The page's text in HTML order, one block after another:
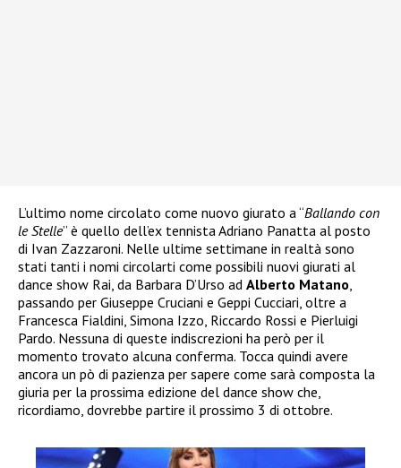
L’ultimo nome circolato come nuovo giurato a “Ballando con
le Stelle” è quello dell’ex tennista Adriano Panatta al posto
di Ivan Zazzaroni. Nelle ultime settimane in realtà sono
stati tanti i nomi circolarti come possibili nuovi giurati al
dance show Rai, da Barbara D’Urso ad Alberto Matano
passando per Giuseppe Cruciani e Geppi Cucciari, oltre a
Francesca Fialdini, Simona Izzo, Riccardo Rossi e Pierluigi
Pardo. Nessuna di queste indiscrezioni ha però per il
momento trovato alcuna conferma. Tocca quindi avere
ancora un pò di pazienza per sapere come sarà composta la
giuria per la prossima edizione del dance show che,
ricordiamo, dovrebbe partire il prossimo 3 di ottobre.